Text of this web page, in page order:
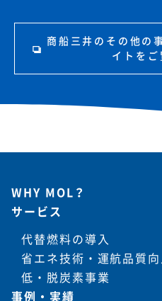
商船三井のその他の
イトをご
WHY MOL？
サービス
代替燃料の導入
省エネ技術・運航品質向
低・脱炭素事業
事例・実績